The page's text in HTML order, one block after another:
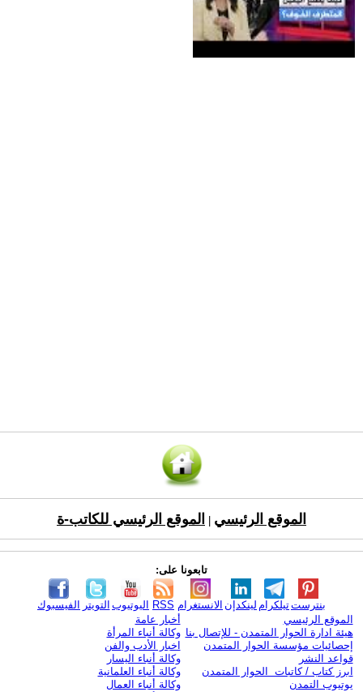
الموقع الرئيسي الموقع الرئيسي للكاتب-ة
تابعونا على:
الفيسبوك التويتر اليوتيوب RSS الانستغرام لينكدإن تيلكرامبنترست
الموقع الرئيسي
هيئة ادارة الحوار المتمدن - للإتصال بنا
إحصائيات مؤسسة الحوار المتمدن
قواعد النشر
ابرز كتاب / كاتبات الحوار المتمدن
يوتيوب التمدن
أخبار عامة
وكالة أنباء المرأة
اخبار الأدب والفن
وكالة أنباء اليسار
وكالة أنباء العلمانية
وكالة أنباء العمال